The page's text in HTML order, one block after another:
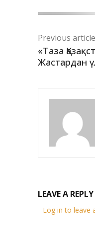
Previous article
«Таза
Жастардан
LEAVE A REPLY
Log in to leave